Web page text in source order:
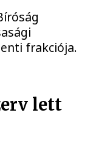
frakciója.
lett